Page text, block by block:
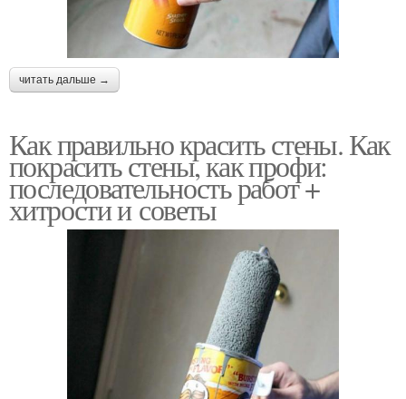
читать дальше →
Как правильно красить стены. Как
покрасить стены, как профи:
последовательность работ +
хитрости и советы